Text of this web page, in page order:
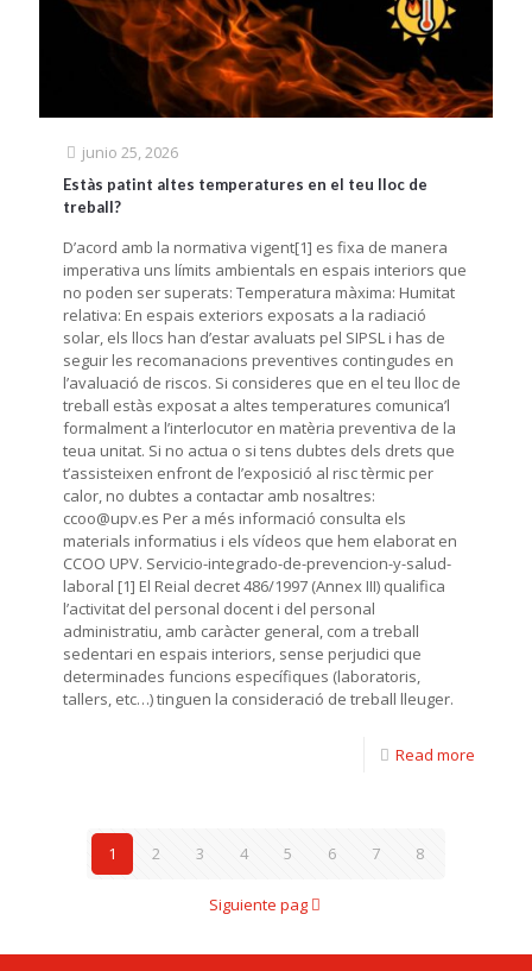
junio 25, 2026
Estàs patint altes temperatures en el teu lloc de
treball?
D’acord amb la normativa vigent[1] es fixa de manera
imperativa uns límits ambientals en espais interiors que
no poden ser superats: Temperatura màxima: Humitat
relativa: En espais exteriors exposats a la radiació
solar, els llocs han d’estar avaluats pel SIPSL i has de
seguir les recomanacions preventives contingudes en
l’avaluació de riscos. Si consideres que en el teu lloc de
treball estàs exposat a altes temperatures comunica’l
formalment a l’interlocutor en matèria preventiva de la
teua unitat. Si no actua o si tens dubtes dels drets que
t’assisteixen enfront de l’exposició al risc tèrmic per
calor, no dubtes a contactar amb nosaltres:
ccoo@upv.es Per a més informació consulta els
materials informatius i els vídeos que hem elaborat en
CCOO UPV. Servicio-integrado-de-prevencion-y-salud-
laboral [1] El Reial decret 486/1997 (Annex III) qualifica
l’activitat del personal docent i del personal
administratiu, amb caràcter general, com a treball
sedentari en espais interiors, sense perjudici que
determinades funcions específiques (laboratoris,
tallers, etc…) tinguen la consideració de treball lleuger.
Read more
1 2 3 4 5 6 7 8
Siguiente pag